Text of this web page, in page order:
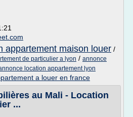
appartement maison louer /
de particulier a lyon / annonce
location appartement lyon
a louer en france
au Mali - Location
...